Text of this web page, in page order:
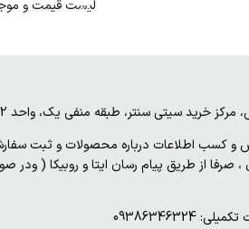
لیست قیمت و
سیتی سنتر، طبقه منفی یک، واحد 92، ویترین و درب چوبی سفید
کسب اطلاعات درباره محصولات و ثبت
، صرفا از طریق پیام رسان ایتا و روبیکا (
09386346324